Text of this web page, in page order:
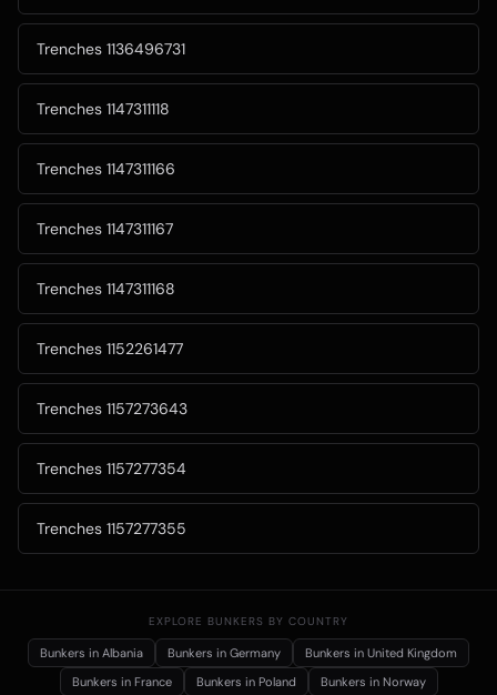
Trenches 1136496731
Trenches 1147311118
Trenches 1147311166
Trenches 1147311167
Trenches 1147311168
Trenches 1152261477
Trenches 1157273643
Trenches 1157277354
Trenches 1157277355
EXPLORE BUNKERS BY COUNTRY
Bunkers in Albania Bunkers in Germany Bunkers in United Kingdom
Bunkers in France Bunkers in Poland Bunkers in Norway